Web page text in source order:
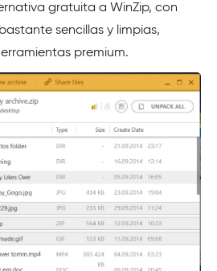
gratuita a WinZip, con
sencillas y limpias,
premium.